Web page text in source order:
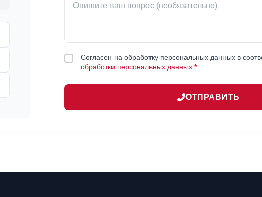
Согласен на обработку персональных данных в
обработки персональных данных *
ОТПРАВИТЬ